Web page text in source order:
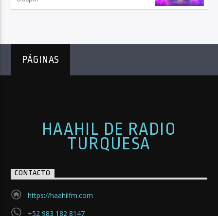
PÁGINAS
HAAHIL DE RADIO
TURQUESA
CONTACTO
https://haahilfm.com
+52 983 182 8147